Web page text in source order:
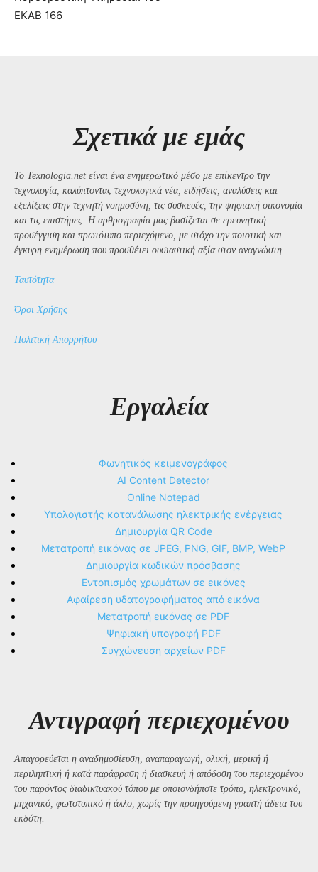
ΕΚΑΒ 166
Σχετικά με εμάς
Το Texnologia.net είναι ένα ενημερωτικό μέσο με επίκεντρο την
τεχνολογία, καλύπτοντας τεχνολογικά νέα, ειδήσεις, αναλύσεις και
εξελίξεις στην τεχνητή νοημοσύνη, τις συσκευές, την ψηφιακή οικονομία
και τις επιστήμες. Η αρθρογραφία μας βασίζεται σε ερευνητική
προσέγγιση και πρωτότυπο περιεχόμενο, με στόχο την ποιοτική και
έγκυρη ενημέρωση που προσθέτει ουσιαστική αξία στον αναγνώστη..
Ταυτότητα
Όροι Χρήσης
Πολιτική Απορρήτου
Εργαλεία
Φωνητικός κειμενογράφος
AI Content Detector
Online Notepad
Υπολογιστής κατανάλωσης ηλεκτρικής ενέργειας
Δημιουργία QR Code
Μετατροπή εικόνας σε JPEG, PNG, GIF, BMP, WebP
Δημιουργία κωδικών πρόσβασης
Εντοπισμός χρωμάτων σε εικόνες
Αφαίρεση υδατογραφήματος από εικόνα
Μετατροπή εικόνας σε PDF
Ψηφιακή υπογραφή PDF
Συγχώνευση αρχείων PDF
Αντιγραφή περιεχομένου
Απαγορεύεται η αναδημοσίευση, αναπαραγωγή, ολική, μερική ή
περιληπτική ή κατά παράφραση ή διασκευή ή απόδοση του περιεχομένου
του παρόντος διαδικτυακού τόπου με οποιονδήποτε τρόπο, ηλεκτρονικό,
μηχανικό, φωτοτυπικό ή άλλο, χωρίς την προηγούμενη γραπτή άδεια του
εκδότη.